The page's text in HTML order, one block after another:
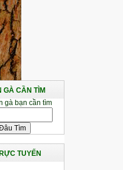
GÀ CẦN TÌM
gà bạn cần tìm
TUYẾN